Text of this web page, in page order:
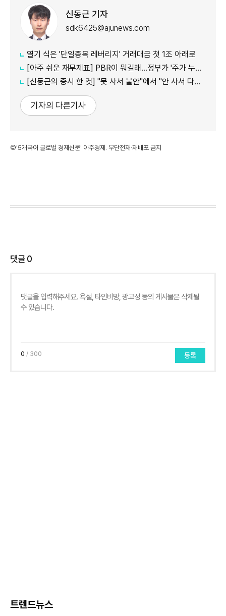
신동근 기자
sdk6425@ajunews.com
열기 식은 '단일종목 레버리지' 거래대금 첫 1조 아래로
[아주 쉬운 재무제표] PBR이 뭐길래…정부가 '주가 누르기'에 칼 빼든 이유
[신동근의 증시 한 컷] "못 사서 불안"에서 "안 사서 다행"으로…증시 덮친 '조모'
기자의 다른기사
©'5개국어 글로벌 경제신문' 아주경제. 무단전재·재배포 금지
댓글0
0 / 300 등록
트렌드뉴스